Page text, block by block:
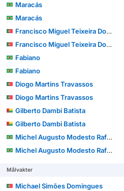
Maracás
Maracás
Francisco Miguel Teixeira Domingues
Francisco Miguel Teixeira Domingues
Fabiano
Fabiano
Diogo Martins Travassos
Diogo Martins Travassos
Gilberto Dambi Batista
Gilberto Dambi Batista
Michel Augusto Modesto Rafael dos Santos
Michel Augusto Modesto Rafael dos Santos
Målvakter
Michael Simões Domingues